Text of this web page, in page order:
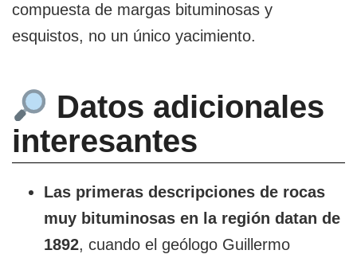
compuesta de margas bituminosas y
esquistos, no un único yacimiento.
Datos adicionales
interesantes
Las primeras descripciones de rocas
muy bituminosas en la región datan de
1892, cuando el geólogo Guillermo